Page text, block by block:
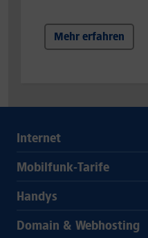
Mehr erfahren
Internet
Mobilfunk-Tarife
Handys
Domain & Webhosting